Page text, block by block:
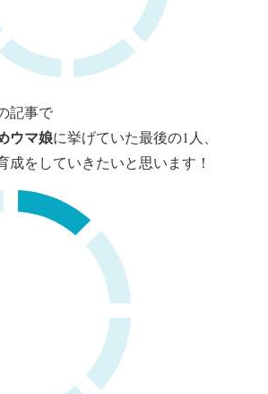
記事で
ウマ娘に挙げていた最後の1人、
成をしていきたいと思います！